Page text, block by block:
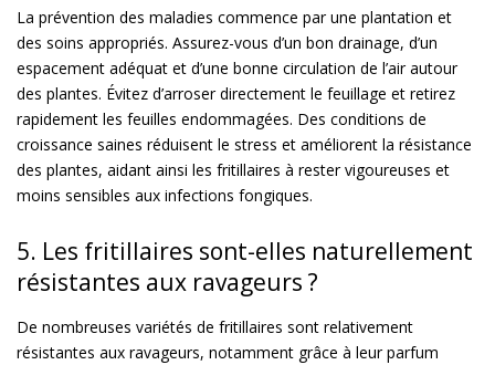
La prévention des maladies commence par une plantation et
des soins appropriés. Assurez-vous d’un bon drainage, d’un
espacement adéquat et d’une bonne circulation de l’air autour
des plantes. Évitez d’arroser directement le feuillage et retirez
rapidement les feuilles endommagées. Des conditions de
croissance saines réduisent le stress et améliorent la résistance
des plantes, aidant ainsi les fritillaires à rester vigoureuses et
moins sensibles aux infections fongiques.
5. Les fritillaires sont-elles naturellement
résistantes aux ravageurs ?
De nombreuses variétés de fritillaires sont relativement
résistantes aux ravageurs, notamment grâce à leur parfum